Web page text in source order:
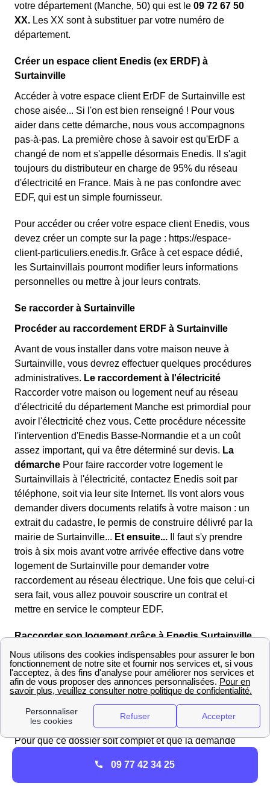
votre département (Manche, 50) qui est le 09 72 67 50
XX. Les XX sont à substituer par votre numéro de
département.
Créer un espace client Enedis (ex ERDF) à
Surtainville
Accéder à votre espace client ErDF de Surtainville est
chose aisée... Si l'on est bien renseigné ! Pour vous
aider dans cette démarche, nous vous accompagnons
pas-à-pas. La première chose à savoir est qu'ErDF a
changé de nom et s'appelle désormais Enedis. Il s'agit
toujours du distributeur en charge de 95% du réseau
d'électricité en France. Mais à ne pas confondre avec
EDF, qui est un simple fournisseur.
Pour accéder ou créer votre espace client Enedis, vous
devez créer un compte sur la page : https://espace-
client-particuliers.enedis.fr. Grâce à cet espace dédié,
les Surtainvillais pourront modifier leurs informations
personnelles ou mettre à jour leurs contrats.
Se raccorder à Surtainville
Procéder au raccordement ERDF à Surtainville
Avant de vous installer dans votre maison neuve à
Surtainville, vous devrez effectuer quelques procédures
administratives. Le raccordement à l'électricité
Raccorder votre maison ou logement neuf au réseau
d'électricité du département Manche est primordial pour
avoir l'électricité chez vous. Cette procédure nécessite
l'intervention d'Enedis Basse-Normandie et a un coût
assez important, qui va être déterminé sur devis. La
démarche Pour faire raccorder votre logement le
Surtainvillais à l'électricité, contactez Enedis soit par
téléphone, soit via leur site Internet. Ils vont alors vous
demander divers documents relatifs à votre maison : un
extrait du cadastre, le permis de construire délivré par la
mairie de Surtainville... Et ensuite... Il faut s'y prendre
trois à six mois avant votre arrivée effective dans votre
logement de Surtainville pour demander votre
raccordement au réseau électrique. Une fois que celui-ci
sera fait, vous allez pouvoir souscrire un contrat et
mettre en service le compteur EDF.
Raccorder son logement grâce à Enedis Surtainville
Afin de réaliser unraccordementde votre logement de
Surtainville au réseau électrique le Surtainvillais, il vous
faut envoyer undossier au gestionnaire de réseau
d'Enedis : https://www.enedis.fr/.
Pour que ce dossier soit complet et que la demande
09 77 42 34 25